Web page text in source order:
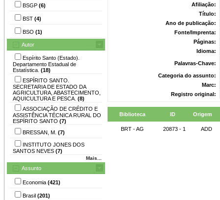
BSGP (6)
BST (4)
BSO (1)
Autor
Espírito Santo (Estado).
Departamento Estadual de
Estatística. (18)
ESPÍRITO SANTO.
SECRETARIA DE ESTADO DA
AGRICULTURA, ABASTECIMENTO,
AQUICULTURA E PESCA. (8)
ASSOCIAÇÃO DE CRÉDITO E
ASSISTÊNCIA TÉCNICA RURAL DO
ESPÍRITO SANTO (7)
BRESSAN, M. (7)
INSTITUTO JONES DOS
SANTOS NEVES (7)
Mais...
Assunto
Economia (421)
Brasil (201)
Afiliação:
Título:
Ano de publicação:
Fonte/Imprenta:
Páginas:
Idioma:
Palavras-Chave:
Categoria do assunto:
Marc:
Registro original:
Biblioteca ID Origem
BRT - AG 20873 - 1 ADD